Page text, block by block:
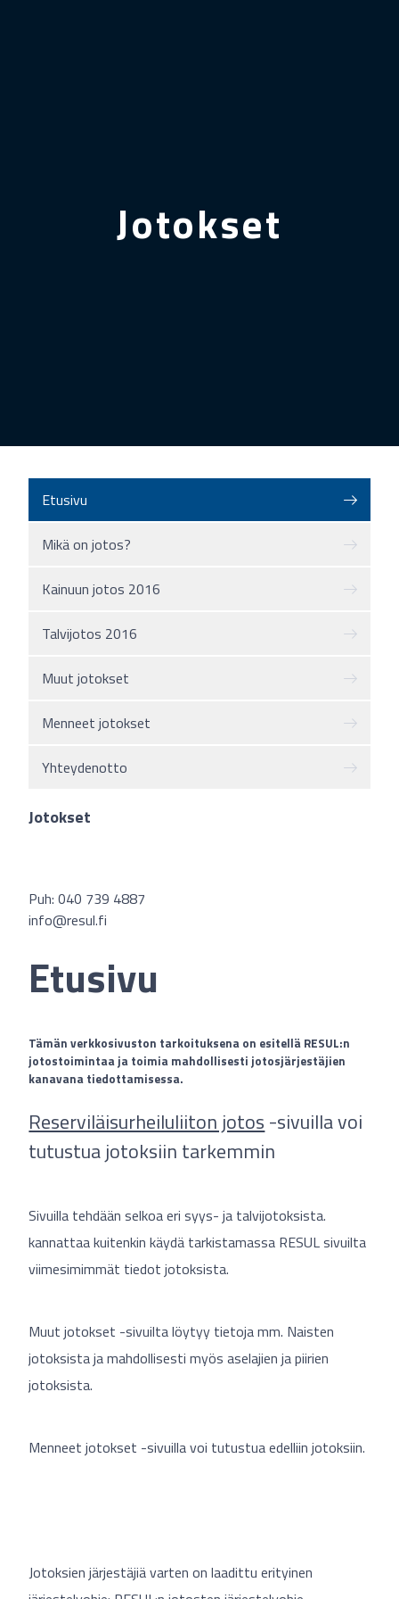
Jotokset
Etusivu
Mikä on jotos?
Kainuun jotos 2016
Talvijotos 2016
Muut jotokset
Menneet jotokset
Yhteydenotto
Jotokset
Puh: 040 739 4887
info@resul.fi
Etusivu
Tämän verkkosivuston tarkoituksena on esitellä RESUL:n
jotostoimintaa ja toimia mahdollisesti jotosjärjestäjien
kanavana tiedottamisessa.
Reserviläisurheiluliiton jotos -sivuilla voi
tutustua jotoksiin tarkemmin
Sivuilla tehdään selkoa eri syys- ja talvijotoksista.
kannattaa kuitenkin käydä tarkistamassa RESUL sivuilta
viimesimimmät tiedot jotoksista.
Muut jotokset -sivuilta löytyy tietoja mm. Naisten
jotoksista ja mahdollisesti myös aselajien ja piirien
jotoksista.
Menneet jotokset -sivuilla voi tutustua edelliin jotoksiin.
Jotoksien järjestäjiä varten on laadittu erityinen